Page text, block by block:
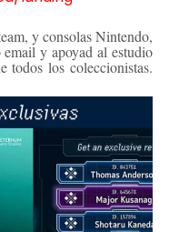
y consolas Nintendo,
y apoyad al estudio
todos los coleccionistas.